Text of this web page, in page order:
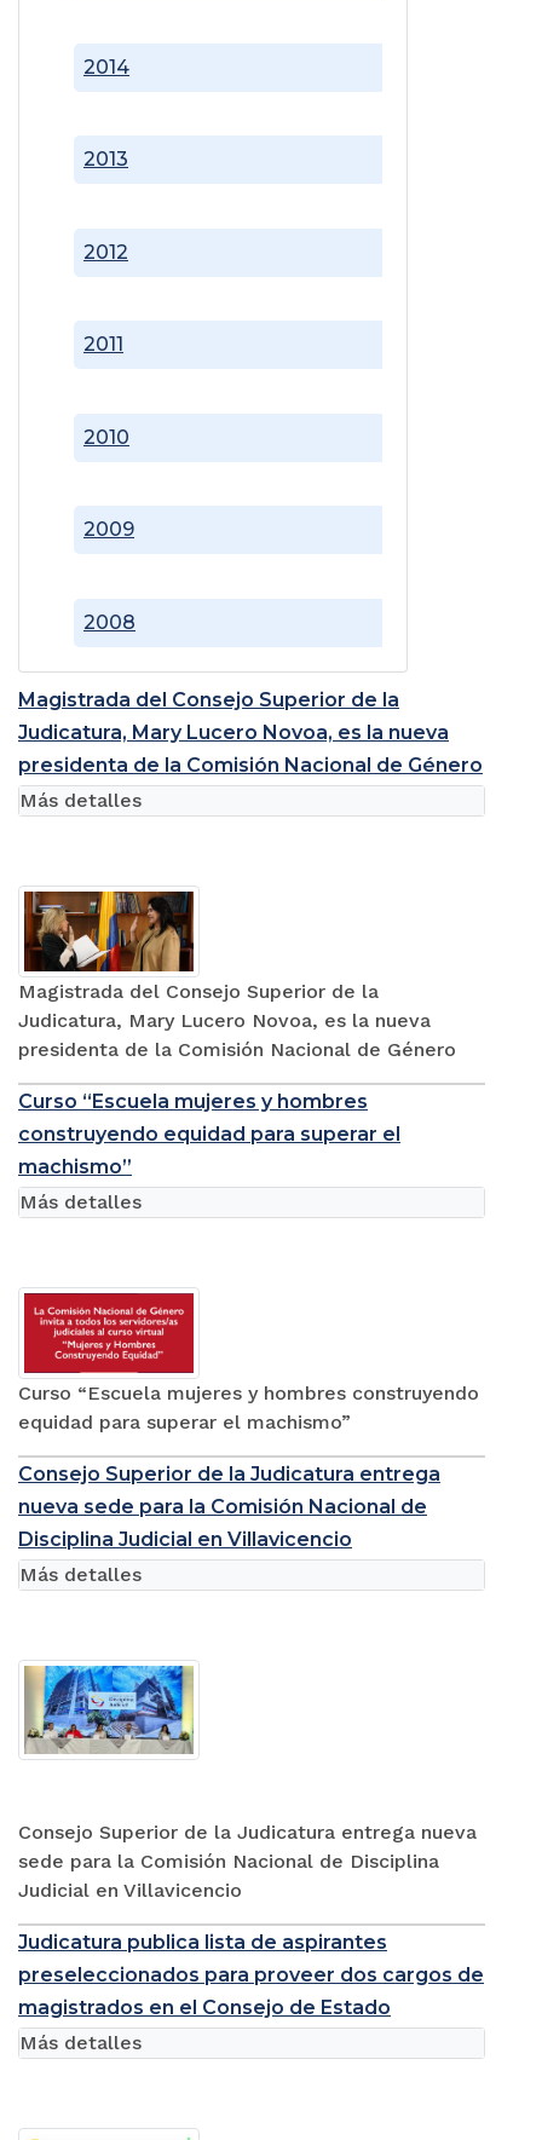
2008
2009
2010
2011
2012
2013
2014
Magistrada del Consejo Superior de la
Judicatura, Mary Lucero Novoa, es la nueva
presidenta de la Comisión Nacional de Género
Magistrada del Consejo Superior de la
Judicatura, Mary Lucero Novoa, es la nueva
presidenta de la Comisión Nacional de Género
Más detalles
Curso “Escuela mujeres y hombres
construyendo equidad para superar el
machismo”
Curso “Escuela mujeres y hombres construyendo
equidad para superar el machismo”
Más detalles
Consejo Superior de la Judicatura entrega
nueva sede para la Comisión Nacional de
Disciplina Judicial en Villavicencio
Consejo Superior de la Judicatura entrega nueva
sede para la Comisión Nacional de Disciplina
Judicial en Villavicencio
Más detalles
Judicatura publica lista de aspirantes
preseleccionados para proveer dos cargos de
magistrados en el Consejo de Estado
Más detalles